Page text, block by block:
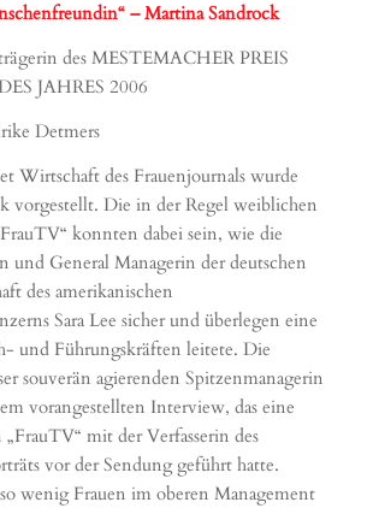
– Martina Sandrock
des MESTEMACHER PREIS
JAHRES 2006
Detmers
Wirtschaft des Frauenjournals wurde
vorgestellt. Die in der Regel weiblichen
konnten dabei sein, wie die
und General Managerin der deutschen
des amerikanischen
Sara Lee sicher und überlegen eine
und Führungskräften leitete. Die
souverän agierenden Spitzenmanagerin
vorangestellten Interview, das eine
mit der Verfasserin des
vor der Sendung geführt hatte.
wenig Frauen im oberen Management